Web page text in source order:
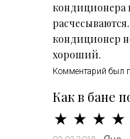
кондиционера
кондиционер
хороший.
Комментарий был
Как в бане